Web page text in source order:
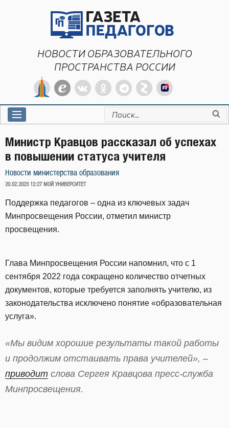
НОВОСТИ ОБРАЗОВАТЕЛЬНОГО
ПРОСТРАНСТВА РОССИИ
Искать:
Министр Кравцов рассказал об успехах
в повышении статуса учителя
Новости министерства образования
ОПУБЛИКОВАНО
20.02.2023 12:27 МОЙ УНИВЕРСИТЕТ
Поддержка педагогов – одна из ключевых задач
Минпросвещения России, отметил министр
просвещения.
Глава Минпросвещения России напомнил, что с 1
сентября 2022 года сокращено количество отчетных
документов, которые требуется заполнять учителю, из
законодательства исключено понятие «образовательная
услуга».
«Мы видим хорошие результаты такой работы
и продолжим отстаивать права учителей», –
приводит слова Сергея Кравцова пресс-служба
Минпросвещения.